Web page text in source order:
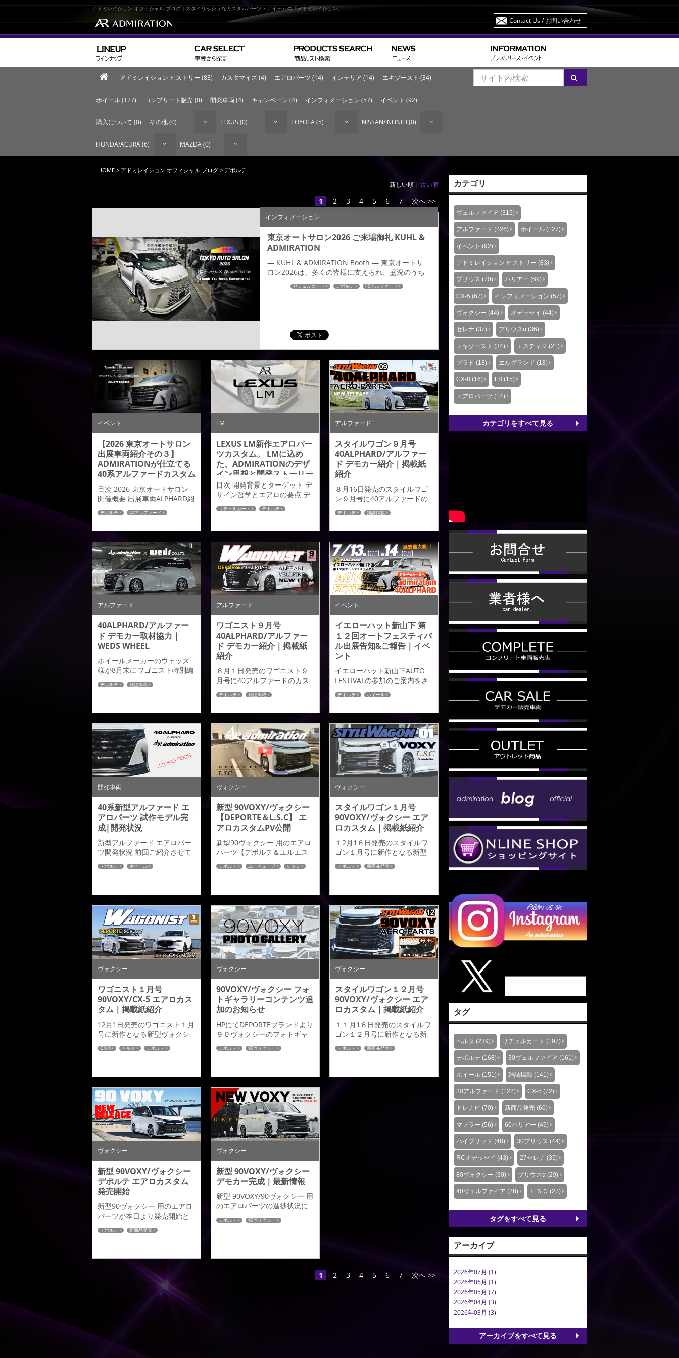
アドミレイション オフィシャル ブログ｜スタイリッシュなカスタムパーツ・アイテムの「アドミレイション」
Contact Us/ お問い合わせ
アドミレイション ヒストリー (83) カスタマイズ (4) エアロパーツ (14) インテリア (14) エキゾースト (34)
ホイール (127) コンプリート販売 (0) 開発車両 (4) キャンペーン (4) インフォメーション (57) イベント (92)
購入について (0) その他 (0) LEXUS (0) TOYOTA (5) NISSAN/INFINITI (0)
HONDA/ACURA (6) MAZDA (0)
HOME > アドミレイション オフィシャル ブログ > デポルテ
新しい順 | 古い順
1 2 3 4 5 6 7 次へ >>
インフォメーション
東京オートサロン2026 ご来場御礼 KUHL &
ADMIRATION
— KUHL & ADMIRATION Booth — 東京オートサ
ロン2026は、多くの皆様に支えられ、盛況のうち
に全日程を終了することができました。 会期中、
KUHL & ADMIRATION ブースへお立ち寄りいただ
にしてきた美意...
リチェルカート デポルテ
40アルファード
イベント
【2026 東京オートサロン
出展車両紹介その３】
ADMIRATIONが仕立てる
40系アルファードカスタム
目次 2026 東京オートサロン
開催概要 出展車両ALPHARD紹
介 コンセプト。 デザインアプ
ローチ 装着パーツ詳細解説 オ
ただき、誠にありがとうござ
います。 本日は、2026年 東京
オートサロンの出展車両の中
から40系アルファードをベー
スとしたデモカーをご紹介い
たします。まずはオートサロ
ンの開催概要からご紹介しま
す。関連記事：出展車...
デポルテ 40アルファード
LM
LEXUS LM新作エアロパー
ツカスタム。 LMに込め
た、ADMIRATIONのデザ
イン思想と開発ストーリー
【オートサロン出展車両そ
の１】
目次 開発背景とターゲット デ
ザイン哲学とエアロの要点 デ
ザインスケッチと3Dモデルの
紹介 製品ラインナップと適用
介 発売時期と入手方法 オート
サロン出展案内 こんにちは。
本日は、ADMIRATIONが手が
けた LEXUS LM用エアロパー
ツについて、開発状況とLMに
込めた想いをご紹介します。
開発背景とターゲット LEXUS
ミニバンでは...
リチェルカート
デポルテ
アルファード
スタイルワゴン９月号
40ALPHARD/アルファー
ド デモカー紹介｜掲載紙
紹介
８月16日発売のスタイルワゴ
ン９月号に40アルファードの
カスタムパーツが掲載されま
したのでご紹介させていただ
正の意匠を損なう事無くアド
ミレイションのアイデンティ
ティを与える事で更なる個性
を高め理想のカスタムに近づ
けたエアロパーツとしまし
た。デザインの基本はハーフ
タイプスポイラーとし、高級
感を高める造形美をプラス。
ワイド基調かつスタイリッシ
ュなデ...
デポルテ
雑誌掲載
アルファード
40ALPHARD/アルファー
ド デモカー取材協力｜
WEDS WHEEL
ホイールメーカーのウェッズ
様が8月末にワゴニスト特別編
集として発売されるアルファ
ード＆ヴェルファイアMOOK
でご紹介させていただきま
す。 装着ホイールはクレンツ
ェとマーベリックともに２１
インチを左右で装着して撮影
していただきました。◆装着
ホイール：クレンツェ フェル
ゼンフェルゼンは少し前のモ
デルとなりますがスポーク本
数の...
デポルテ
雑誌掲載
アルファード
ワゴニスト９月号
40ALPHARD/アルファー
ド デモカー紹介｜掲載紙
紹介
８月１日発売のワゴニスト９
月号に40アルファードのカス
タムパーツが掲載されました
のでご紹介させていただきま
意匠を損なう事無くアドミレ
イションのアイデンティティ
を与える事で更なる個性を高
め理想のカスタムに近づけた
エアロパーツとしました。デ
ザインの基本はハーフタイプ
スポイラーとし、高級感を高
める造形美をプラス。ワイド
基調かつスタイリッシュなデ
ィティ...
デポルテ
雑誌掲載
イベント
イエローハット新山下 第
１２回オートフェスティバ
ル出展告知&ご報告｜イベ
ント
イエローハット新山下AUTO
FESTIVALの参加のご案内をさ
せていただきます。 7月13日
（土）、7月14日（日）の２日
級！『車の祭典』第12回オー
トフェスティバルが開催され
ます。アドミレイションでは
完成したばかりの「４０アル
ファード」の新作デモカーと
アミスタットホイールの展示
をさせていただきます。13日
（土）はイエローハットとス
タイルワゴンとのコラボ企画
で30/40...
デポルテ
ホイール
開発車両
40系新型アルファード エ
アロパーツ 試作モデル完
成|開発状況
新型アルファード エアロパー
ツ開発状況 前回ご紹介させて
いただいた40アルファードの
マスターモデルに続き、試作
ト仕上げとなっておりますの
で、まだまだ実際の装着イメ
ージはつきずらいと思います
が、満足のいく仕上がりとな
ています。デモカーもあと少
しで完成です。デュアルマフ
ラーもインストールし、塗り
分け塗装で仕上げ完成された
４０...
デポルテ
ホイール
ヴォクシー
新型 90VOXY/ヴォクシー
【DEPORTE＆L.S.C】 エ
アロカスタムPV公開
新型90ヴォクシー 用のエアロ
パーツ【デポルテ＆エルエス
シー】のPVが公開されまし
た。皆様、是非ご覧くださ
デポルテ ユーチューブ
ＬＳＣ
ヴォクシー
スタイルワゴン１月号
90VOXY/ヴォクシー エア
ロカスタム｜掲載紙紹介
１2月1６日発売のスタイルワ
ゴン１月号に新作となる新型
ヴォクシーのカスタムパーツ
が掲載されましたのでご紹介
90W・95W 2022.01～
admiration L.S.C【１2月１5
日発売】 ー価格・詳細ページ
ーTOYOTA VOXY ZWR/MZRA
90W・95W 2022.01～■フロン
トアンダー...
デポルテ
新商品発売
ヴォクシー
ワゴニスト１月号
90VOXY/CX-5 エアロカス
タム｜掲載紙紹介
12月1日発売のワゴニスト１月
号に新作となる新型ヴォクシ
ーとCX-5のカスタムパーツが
掲載されましたのでご紹介さ
90VOXY 掲載号ではアドミレ
イションのデモカー紹介とは
別に、今回マルカサービス様
のMIDホイールの紹介記事と
広告にもデモカーをそれぞれ
使用していただきましたので
こちらもご紹介させていた...
CX-5 ベルタ
デポルテ
ヴォクシー
90VOXY/ヴォクシー フォ
トギャラリーコンテンツ追
加のお知らせ
HPにてDEPORTEブランドより
９０ヴォクシーのフォトギャ
ラリーのコンテンツを追加さ
せていただきました。
デポルテ 90ヴォクシー
ヴォクシー
スタイルワゴン１２月号
90VOXY/ヴォクシー エア
ロカスタム｜掲載紙紹介
１１月1６日発売のスタイルワ
ゴン１２月号に新作となる新
型ヴォクシーのカスタムパー
ツとCX-5用追加商品【フロン
デポルテ
新商品発売
ヴォクシー
新型 90VOXY/ヴォクシー
デポルテ エアロカスタム
発売開始
新型90ヴォクシー 用のエアロ
パーツが本日より発売開始と
なります。価格・詳細につき
ましては商品ページをご確認
ZWR/MZRA 90W・95W
2022.01～【１１月１６日発
売】■フロントハーフスポイラ
ー先鋭かつ独創的なデザイン
をさらに高め、造形美に徹底
的に拘り抜いたフロントハー
ルテのコン...
デポルテ
新商品発売
ヴォクシー
新型 90VOXY/ヴォクシー
デモカー完成｜最新情報
新型 90VOXY/90ヴォクシー 用
のエアロパーツの進捗状況に
なります。 ９０VOXYの全ての
パーツ装着が完了し、デモカ
デポルテ 90ヴォクシー
1 2 3 4 5 6 7 次へ >>
カテゴリ
ヴェルファイア (315)
アルファード (226) ホイール (127)
イベント (92)
アドミレイション ヒストリー (83)
プリウス (70) ハリアー (69)
CX-5 (67) インフォメーション (57)
ヴォクシー (44) オデッセイ (44)
セレナ (37) プリウスα (36)
エキゾースト (34) エスティマ (21)
プラド (18) エルグランド (18)
CX-8 (16) LS (15)
エアロパーツ (14)
カテゴリをすべて見る
タグ
ベルタ (239) リチェルカート (197)
デポルテ (168) 30ヴェルファイア (161)
ホイール (151) 雑誌掲載 (141)
30アルファード (122) CX-5 (72)
ドレナビ (70) 新商品発売 (66)
マフラー (56) 60ハリアー (49)
ハイブリッド (48) 30プリウス (44)
RCオデッセイ (43) 27セレナ (35)
80ヴォクシー (30) プリウスα (29)
40ヴェルファイア (28) ＬＳＣ (27)
タグをすべて見る
アーカイブ
2026年07月 (1)
2026年06月 (1)
2026年05月 (7)
2026年04月 (3)
2026年03月 (3)
アーカイブをすべて見る